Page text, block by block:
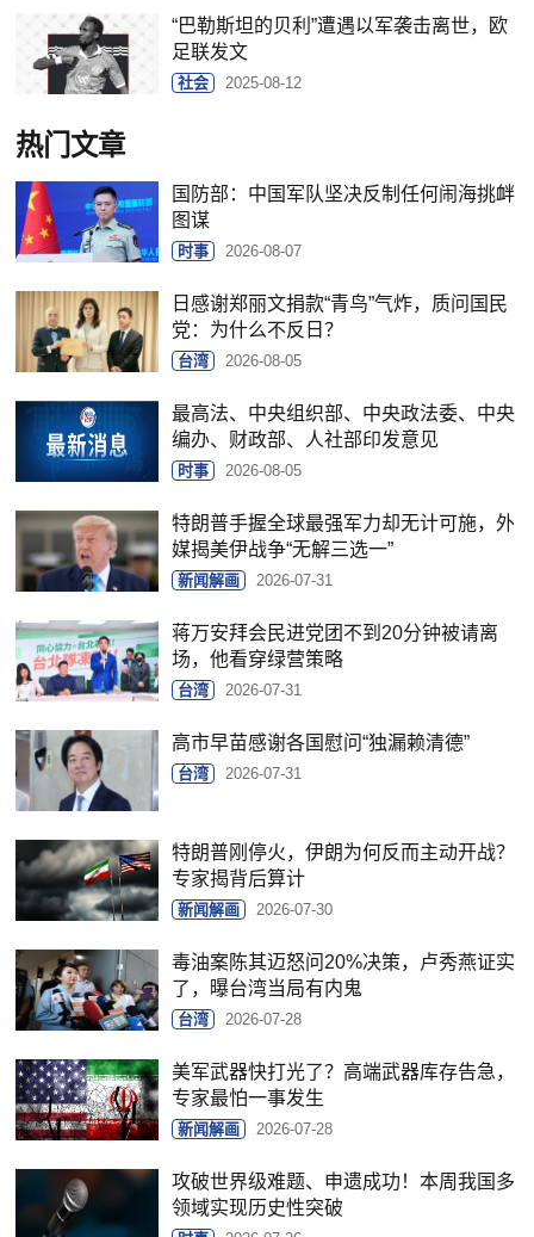
“巴勒斯坦的贝利”遭遇以军袭击离世，欧
足联发文
社会 2025-08-12
热门文章
国防部：中国军队坚决反制任何闹海挑衅
图谋
时事 2026-08-07
日感谢郑丽文捐款“青鸟”气炸，质问国民
党：为什么不反日？
台湾 2026-08-05
最高法、中央组织部、中央政法委、中央
编办、财政部、人社部印发意见
时事 2026-08-05
特朗普手握全球最强军力却无计可施，外
媒揭美伊战争“无解三选一”
新闻解画 2026-07-31
蒋万安拜会民进党团不到20分钟被请离
场，他看穿绿营策略
台湾 2026-07-31
高市早苗感谢各国慰问“独漏赖清德”
台湾 2026-07-31
特朗普刚停火，伊朗为何反而主动开战？
专家揭背后算计
新闻解画 2026-07-30
毒油案陈其迈怒问20%决策，卢秀燕证实
了，曝台湾当局有内鬼
台湾 2026-07-28
美军武器快打光了？高端武器库存告急，
专家最怕一事发生
新闻解画 2026-07-28
攻破世界级难题、申遗成功！本周我国多
领域实现历史性突破